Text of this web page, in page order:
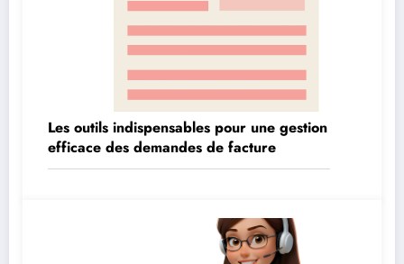
Les outils indispensables pour une gestion
efficace des demandes de facture